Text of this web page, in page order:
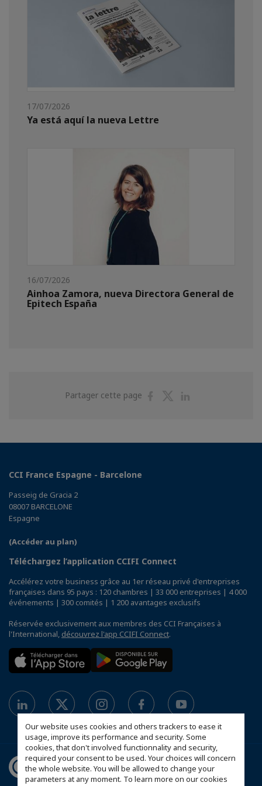
Our website uses cookies and others trackers to ease it
usage, improve its performance and security. Some
cookies, that don't involved functionnality and security,
required your consent to be used. Your choices will concern
the whole website. You will be allowed to change your
parameters at any moment. To learn more on our cookies
17/07/2026
Ya está aquí la nueva Lettre
16/07/2026
Ainhoa Zamora, nueva Directora General de
Epitech España
Partager cette page
PartagerPartager
CCI France Espagne - Barcelone
Passeig de Gracia 2
08007 BARCELONE
Espagne
(Accéder au plan)
Téléchargez l’application CCIFI Connect
Accélérez votre business grâce au 1er réseau privé d'entreprises
françaises dans 95 pays : 120 chambres | 33 000 entreprises | 4 000
événements | 300 comités | 1 200 avantages exclusifs
Réservée exclusivement aux membres des CCI Françaises à
l'International, découvrez l'app CCIFI Connect.